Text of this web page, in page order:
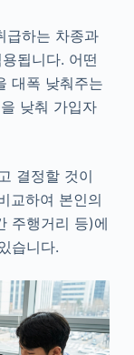
급하는 차종과
됩니다. 어떤
대폭 낮춰주는
낮춰 가입자
결정할 것이
교하여 본인의
주행거리 등)에
습니다.